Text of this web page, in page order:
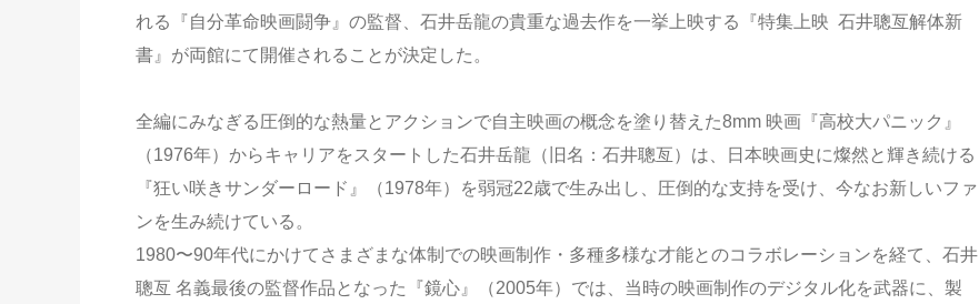
れる『自分革命映画闘争』の監督、石井岳龍の貴重な過去作を一挙上映する『特集上映 石井聰亙解体新
書』が両館にて開催されることが決定した。
全編にみなぎる圧倒的な熱量とアクションで自主映画の概念を塗り替えた8mm 映画『高校大パニック』
（1976年）からキャリアをスタートした石井岳龍（旧名：石井聰亙）は、日本映画史に燦然と輝き続ける
『狂い咲きサンダーロード』（1978年）を弱冠22歳で生み出し、圧倒的な支持を受け、今なお新しいファ
ンを生み続けている。
1980〜90年代にかけてさまざまな体制での映画制作・多種多様な才能とのコラボレーションを経て、石井
聰亙 名義最後の監督作品となった『鏡心』（2005年）では、当時の映画制作のデジタル化を武器に、製